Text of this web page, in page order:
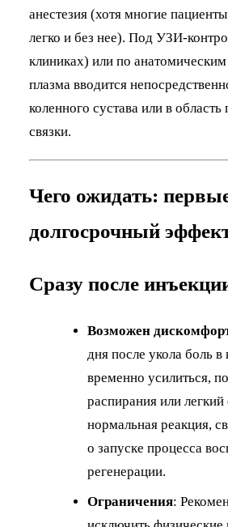
анестезия (хотя многие
легко и без нее). Под УЗИ-
клиниках) или по
плазма вводится
коленного сустава или в
связки.
Чего ожидать:
долгосрочный
Сразу после
Возможен
дня после укола боль
временно усилиться,
распирания или легкий
нормальная реакция,
о запуске процесса
регенерации.
Ограничения: